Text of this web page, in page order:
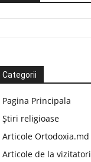
Categorii
Pagina Principala
Știri religioase
Articole Ortodoxia.md
Articole de la vizitatori